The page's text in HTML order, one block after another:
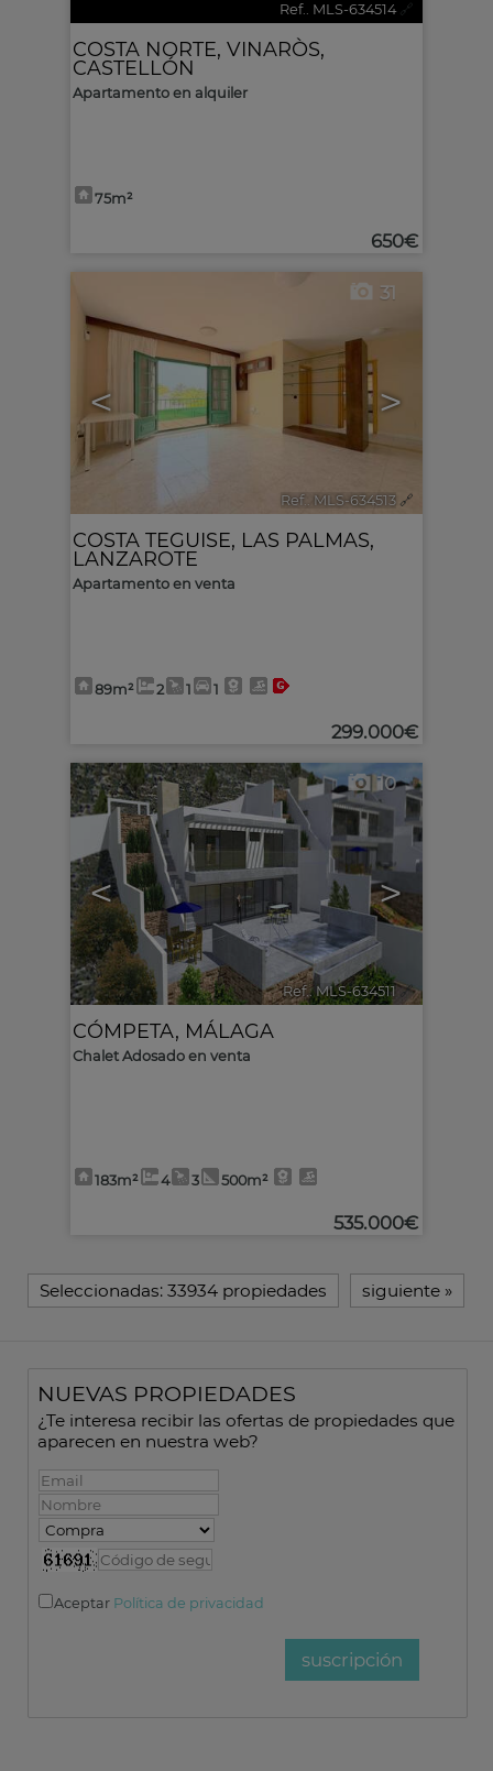
Ref.. MLS-634514 🔗
COSTA NORTE, VINARÒS,
CASTELLÓN
Apartamento en alquiler
75m²
650€
< >
31
Ref.. MLS-634513 🔗
COSTA TEGUISE, LAS PALMAS,
LANZAROTE
Apartamento en venta
89m² 2 1 1
299.000€
< >
10
Ref.. MLS-634511 🔗
CÓMPETA, MÁLAGA
Chalet Adosado en venta
183m² 4 3 500m²
535.000€
Seleccionadas: 33934 propiedades siguiente »
NUEVAS PROPIEDADES
¿Te interesa recibir las ofertas de propiedades que
aparecen en nuestra web?
Aceptar Política de privacidad